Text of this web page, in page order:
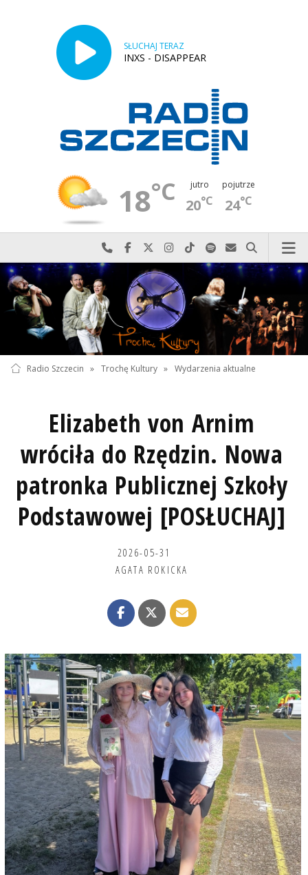
SŁUCHAJ TERAZ
INXS - DISAPPEAR
18°C jutro
20°C
pojutrze
24°C
Najlepiej po prostu do nas zadzwoń
Odwiedź nas na Facebook-u
Odwiedź nas na X
Odwiedź nas na Instagram-ie
Odwiedź nas na TikTok-u
Szukaj nas na Spotify
Wyślij do nas
Szukaj
Radio Szczecin » Trochę Kultury » Wydarzenia aktualne
Elizabeth von Arnim
wróciła do Rzędzin. Nowa
patronka Publicznej Szkoły
Podstawowej [POSŁUCHAJ]
2026-05-31
AGATA ROKICKA